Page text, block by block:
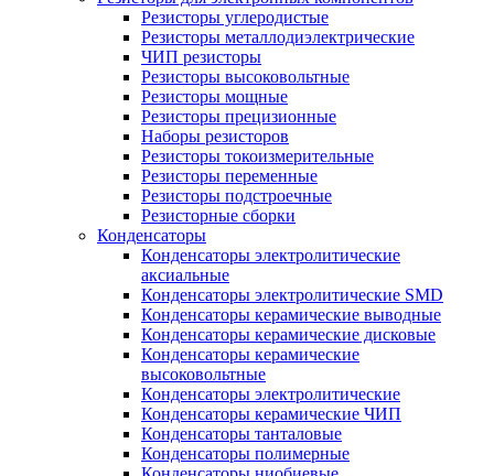
Резисторы углеродистые
Резисторы металлодиэлектрические
ЧИП резисторы
Резисторы высоковольтные
Резисторы мощные
Резисторы прецизионные
Наборы резисторов
Резисторы токоизмерительные
Резисторы переменные
Резисторы подстроечные
Резисторные сборки
Конденсаторы
Конденсаторы электролитические
аксиальные
Конденсаторы электролитические SMD
Конденсаторы керамические выводные
Конденсаторы керамические дисковые
Конденсаторы керамические
высоковольтные
Конденсаторы электролитические
Конденсаторы керамические ЧИП
Конденсаторы танталовые
Конденсаторы полимерные